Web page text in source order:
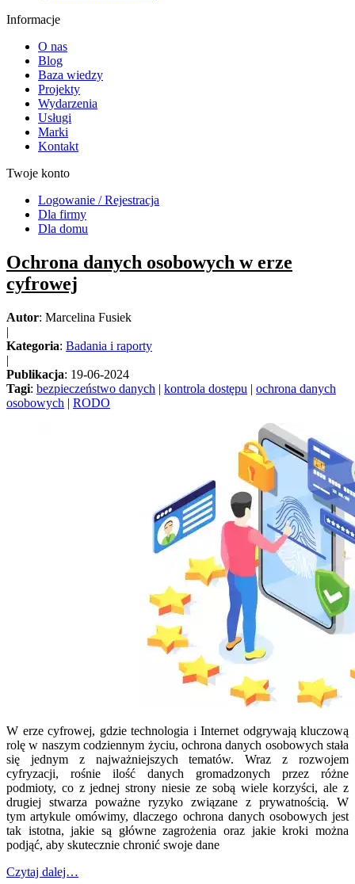
Informacje
O nas
Blog
Baza wiedzy
Projekty
Wydarzenia
Usługi
Marki
Kontakt
Twoje konto
Logowanie / Rejestracja
Dla firmy
Dla domu
Ochrona danych osobowych w erze
cyfrowej
Autor: Marcelina Fusiek
|
Kategoria: Badania i raporty
|
Publikacja: 19-06-2024
Tagi: bezpieczeństwo danych | kontrola dostępu | ochrona danych
osobowych | RODO
W erze cyfrowej, gdzie technologia i Internet odgrywają kluczową
rolę w naszym codziennym życiu, ochrona danych osobowych stała
się jednym z najważniejszych tematów. Wraz z rozwojem
cyfryzacji, rośnie ilość danych gromadzonych przez różne
podmioty, co z jednej strony niesie ze sobą wiele korzyści, ale z
drugiej stwarza poważne ryzyko związane z prywatnością. W
tym artykule omówimy, dlaczego ochrona danych osobowych jest
tak istotna, jakie są główne zagrożenia oraz jakie kroki można
podjąć, aby skutecznie chronić swoje dane
Czytaj dalej…